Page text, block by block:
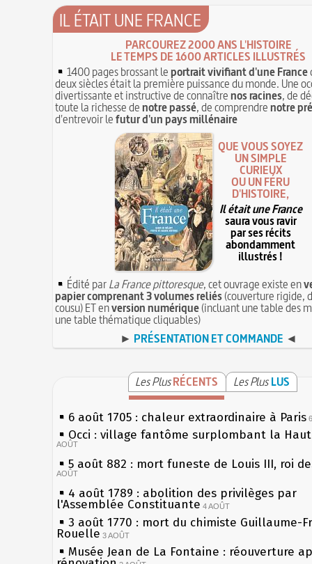
IL ÉTAIT UNE FRANCE
PARCOUREZ 2000 ANS L'HISTOIRE
LE TEMPS DE 1600 ARTICLES ILLUSTRÉS
1400 pages brossant leportrait vivifiant d'une France
deux siècles était la première puissance du monde. Une
divertissante et instructive de connaîtrenos racines, de
toute la richesse denotre passé, de comprendrenotre
d'entrevoir lefutur d'un pays millénaire
QUE VOUS SOYEZ
UN SIMPLE
CURIEUX
OU UN FÉRU
D'HISTOIRE,
Il était une France
saura vous ravir
par ses récits
abondamment
illustrés !
Édité parLa France pittoresque, cet ouvrage existe en
papier comprenant 3 volumes reliés(couverture rigide,
cousu) ET enversion numérique(incluant une table des
une table thématique cliquables)
► PRÉSENTATION ET COMMANDE ◄
Les PlusRÉCENTS Les Plus LUS
6 août 1705 : chaleur extraordinaire à Paris
Occi : village fantôme surplombant la
AOÛT
5 août 882 : mort funeste de Louis III, roi
AOÛT
4 août 1789 : abolition des privilèges par
l'Assemblée Constituante 4 AOÛT
3 août 1770 : mort du chimiste Guillaume-
Rouelle 3 AOÛT
Musée Jean de La Fontaine : réouverture